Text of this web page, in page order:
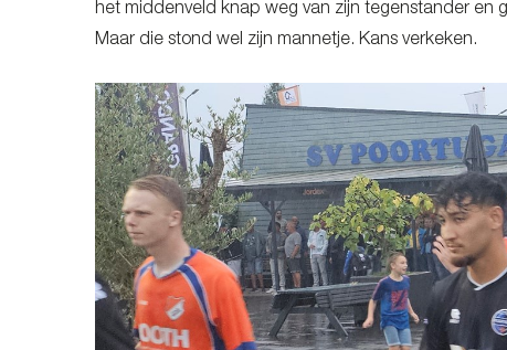
het middenveld knap weg van zijn tegenstander en
Maar die stond wel zijn mannetje. Kans verkeken.